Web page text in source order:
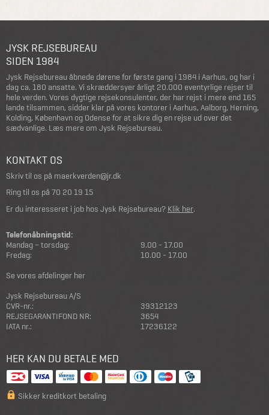
JYSK REJSEBUREAU
SIDEN 1984
Jysk Rejsebureau åbnede dørene for første gang i 1984 i Aarhus, og har i
dag ca. 180 ansatte. Vi skræddersyer årligt 20.000 eventyrlige rejser til
hele verden. Vores dygtige rejsekonsulenter, der har rejst i mere end 165
lande tilsammen, sidder klar på vores kontorer i Aarhus, Aalborg, Herning,
Kolding, København og Odense for at sikre dig en rejse ud over det
sædvanlige. Læs mere om Jysk Rejsebureau.
KONTAKT OS
Skriv til os på maerkverden@jr.dk
Ring til os på 70 20 19 15
Er du interesseret i job hos Jysk Rejsebureau? Klik her.
Telefonåbningstid:
Mandag – torsdag:
9.00 - 17.00
Fredag:
10.00 - 17.00
Se vores afdelinger her
Jysk Rejsebureau A/S
CVR-nr.:
39312123
REJSEGARANTIFOND NR:
3654
IATA nr.:
17236122
HER KAN DU BETALE MED
Sikker kreditkort betaling